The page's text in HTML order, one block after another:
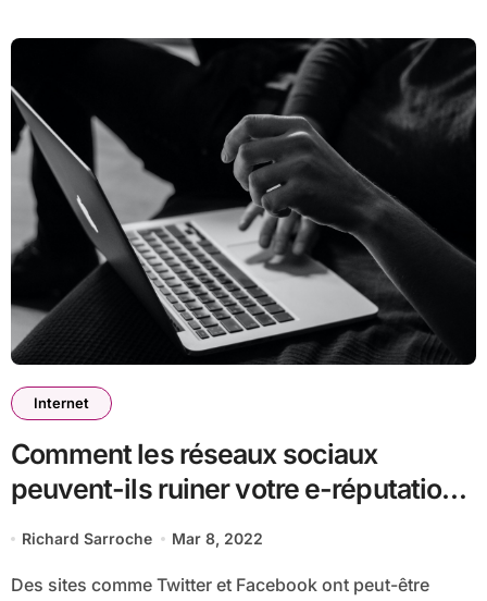
Internet
Comment les réseaux sociaux
peuvent-ils ruiner votre e-réputation
?Richard Sarroche Mar 8, 2022
Des sites comme Twitter et Facebook ont peut-être